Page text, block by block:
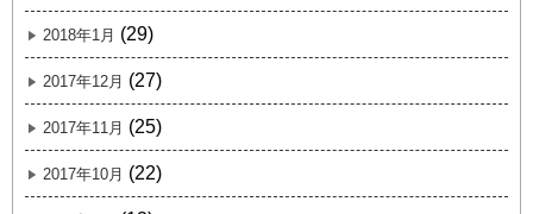
2018年1月 (29)
2017年12月 (27)
2017年11月 (25)
2017年10月 (22)